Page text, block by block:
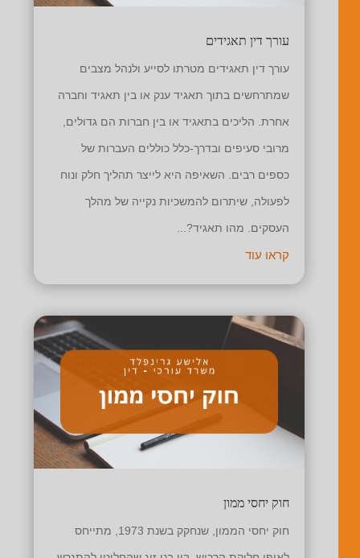
עורך דין תאגידים
עורך דין תאגידים מטרתו לסייע ולנהל מצבים
שמתרחשים בתוך תאגיד ענק או בין תאגיד וחברה
אחרת. הליכים בתאגיד או בין חברות הם גדולים,
מרובי סעיפים ובדרך-כלל כוללים העברות של
כספים רבים. השאיפה היא לייצר תהליך חלק ונוח
לפעולה, שיתרום להמשכיות נקייה של מהלך
העסקים. מהו תאגיד?...
קראו עוד
חוק יחסי ממון
חוק יחסי הממון, שנחקק בשנת 1973, מתייחס